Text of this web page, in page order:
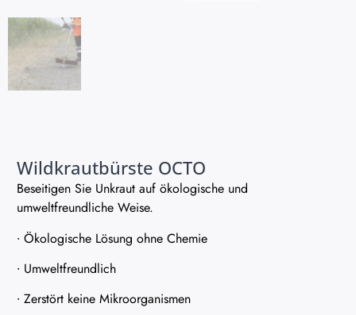
Wildkrautbürste OCTO
Beseitigen Sie Unkraut auf ökologische und
umweltfreundliche Weise.
∙ Ökologische Lösung ohne Chemie
∙ Umweltfreundlich
∙ Zerstört keine Mikroorganismen